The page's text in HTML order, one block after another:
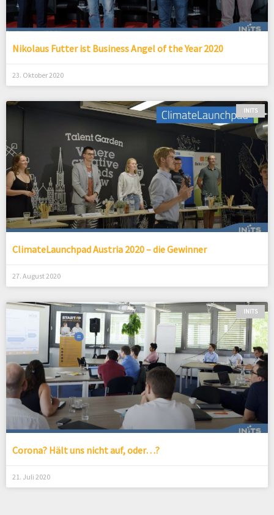
Nikolaus Futter ist Business Angel of the Year 2020
23. Oktober 2020
INITS
ClimateLaunchpad Austria 2020 – die Gewinner
27. August 2020
INITS
Corona? Hält uns nicht auf, oder…?
21. Juli 2020